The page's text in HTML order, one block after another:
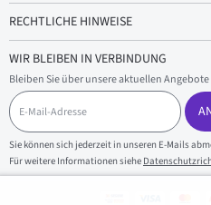
RECHTLICHE HINWEISE
WIR BLEIBEN IN VERBINDUNG
Bleiben Sie über unsere aktuellen
E
-
M
a
i
l
Sie können sich jederzeit in unseren E-Mails
Für weitere Informationen siehe